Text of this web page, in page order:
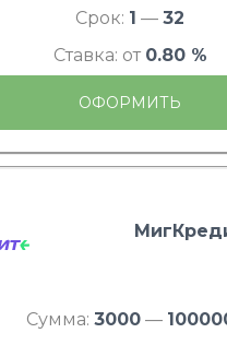
Срок: 1 — 32
Ставка: от 0.80 %
ОФОРМИТЬ
Сумма: 3000—